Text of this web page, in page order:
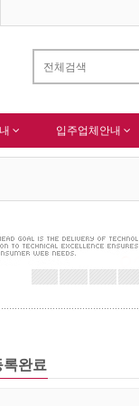
을 축하드립니다 !
입주업체안내
완료